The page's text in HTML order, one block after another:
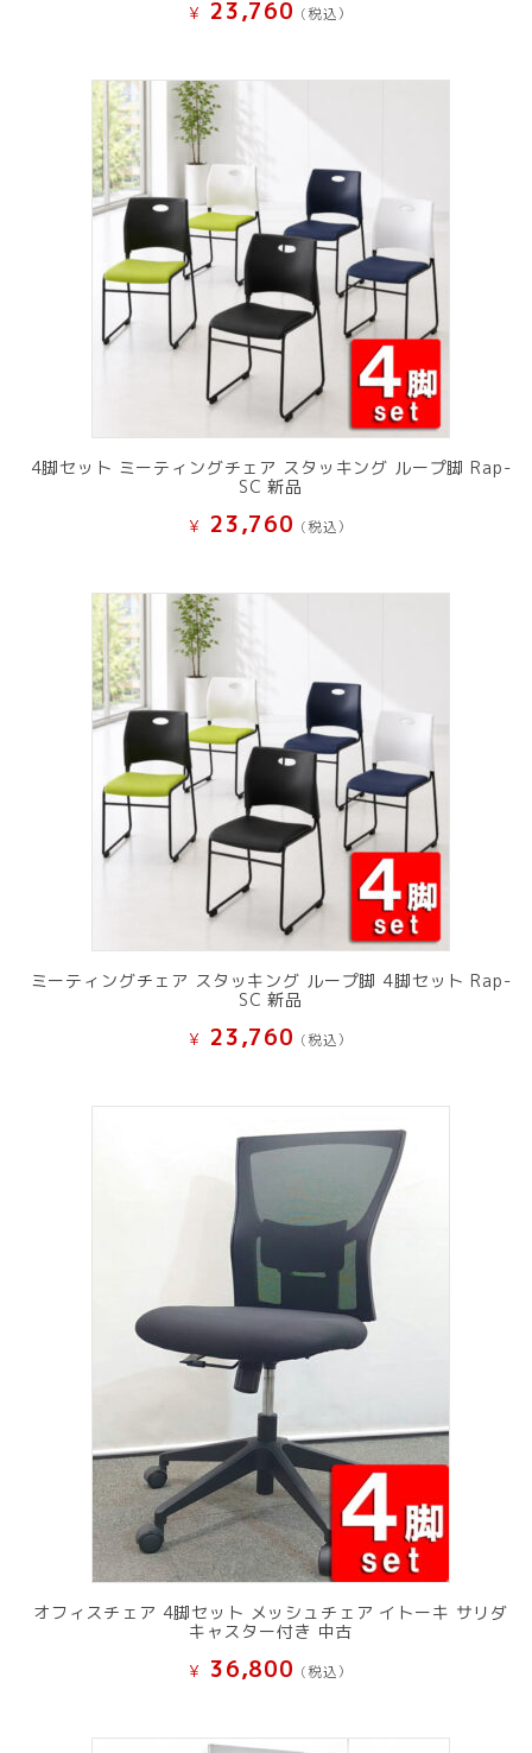
¥ 23,760 (税込）
4脚セット ミーティングチェア スタッキング ループ脚 Rap-
SC 新品
¥ 23,760 (税込）
ミーティングチェア スタッキング ループ脚 4脚セット Rap-
SC 新品
¥ 23,760 (税込）
オフィスチェア 4脚セット メッシュチェア イトーキ サリダ
キャスター付き 中古
¥ 36,800 (税込）